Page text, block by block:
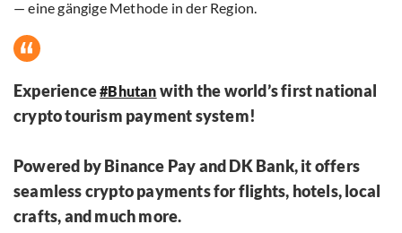
— eine gängige Methode in der Region.
Experience#Bhutan with the world’s first national
crypto tourism payment system!
Powered by Binance Pay and DK Bank, it offers
seamless crypto payments for flights, hotels, local
crafts, and much more.